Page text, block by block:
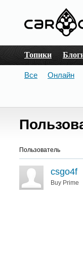
Топики
Все Онлайн
Пользователь
csgo4f
Buy Prime